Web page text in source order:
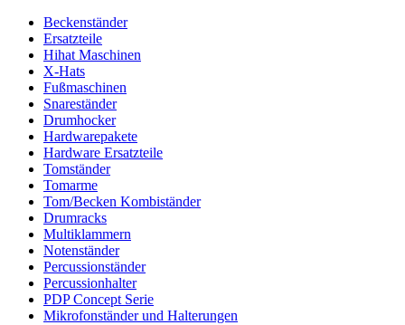
Beckenständer
Ersatzteile
Hihat Maschinen
X-Hats
Fußmaschinen
Snareständer
Drumhocker
Hardwarepakete
Hardware Ersatzteile
Tomständer
Tomarme
Tom/Becken Kombiständer
Drumracks
Multiklammern
Notenständer
Percussionständer
Percussionhalter
PDP Concept Serie
Mikrofonständer und Halterungen